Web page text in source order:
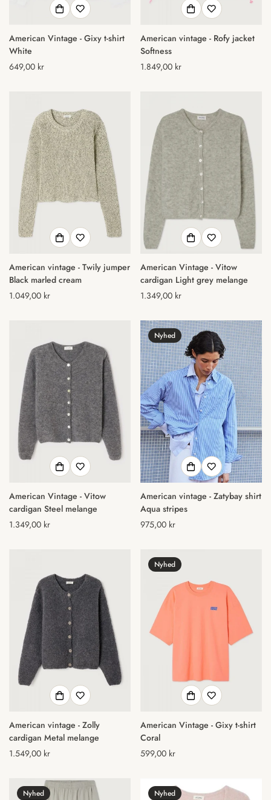
American Vintage - Gixy t-shirt
White
Normal
649,00 kr
American vintage - Rofy jacket
Softness
Normal
1.849,00 kr
American vintage - Twily jumper
Black marled cream
Normal
1.049,00 kr
American Vintage - Vitow
cardigan Light grey melange
Normal
1.349,00 kr
American Vintage - Vitow
cardigan Steel melange
Normal
1.349,00 kr
Nyhed
American vintage - Zatybay shirt
Aqua stripes
Normal
975,00 kr
American vintage - Zolly
cardigan Metal melange
Normal
1.549,00 kr
Nyhed
American Vintage - Gixy t-shirt
Coral
Normal
599,00 kr
Nyhed Nyhed